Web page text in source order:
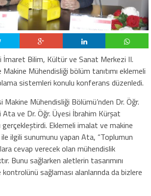
Bilim, Kültür ve Sanat Merkezi II.
Mühendisliği bölüm tanıtımı eklemeli
sistemleri konulu konferans düzenledi.
Mühendisliği Bölümü’nden Dr. Öğr.
ve Dr. Öğr. Üyesi İbrahim Kürşat
gerçekleştirdi. Eklemeli imalat ve makine
ilgili sunumunu yapan Ata, “Toplumun
cevap verecek olan mühendislik
Bunu sağlarken aletlerin tasarımını
kontrolünü sağlaması alanlarında da bizlere